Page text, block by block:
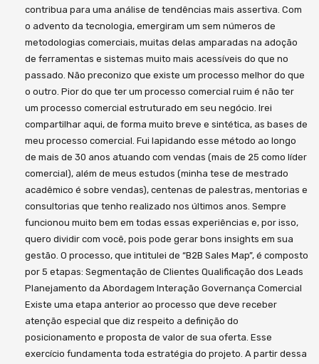
contribua para uma análise de tendências mais assertiva. Com
o advento da tecnologia, emergiram um sem números de
metodologias comerciais, muitas delas amparadas na adoção
de ferramentas e sistemas muito mais acessíveis do que no
passado. Não preconizo que existe um processo melhor do que
o outro. Pior do que ter um processo comercial ruim é não ter
um processo comercial estruturado em seu negócio. Irei
compartilhar aqui, de forma muito breve e sintética, as bases de
meu processo comercial. Fui lapidando esse método ao longo
de mais de 30 anos atuando com vendas (mais de 25 como líder
comercial), além de meus estudos (minha tese de mestrado
acadêmico é sobre vendas), centenas de palestras, mentorias e
consultorias que tenho realizado nos últimos anos. Sempre
funcionou muito bem em todas essas experiências e, por isso,
quero dividir com você, pois pode gerar bons insights em sua
gestão. O processo, que intitulei de “B2B Sales Map”, é composto
por 5 etapas: Segmentação de Clientes Qualificação dos Leads
Planejamento da Abordagem Interação Governança Comercial
Existe uma etapa anterior ao processo que deve receber
atenção especial que diz respeito a definição do
posicionamento e proposta de valor de sua oferta. Esse
exercício fundamenta toda estratégia do projeto. A partir dessa